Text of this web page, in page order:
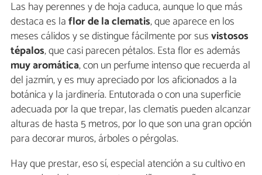
Las hay perennes y de hoja caduca, aunque lo que más
destaca es laflor de la clematis, que aparece en los
meses cálidos y se distingue fácilmente por susvistosos
tépalos, que casi parecen pétalos. Esta flor es además
muy aromática, con un perfume intenso que recuerda al
del jazmín, y es muy apreciado por los aficionados a la
botánica y la jardinería. Entutorada o con una superficie
adecuada por la que trepar, las clematis pueden alcanzar
alturas de hasta 5 metros, por lo que son una gran opción
para decorar muros, árboles o pérgolas.
Hay que prestar, eso sí, especial atención a su cultivo en